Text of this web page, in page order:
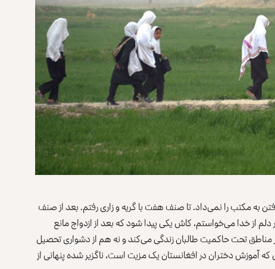
به مکتب را نمی‌داد. تا صنف هفت با گریه و زاری رفتم. بعد از صنف
از خدا می‌خواستم، کاش یکی پیدا شود که بعد از ازدواج مانع
تحت حاکمیت طالبان زندگی می‌کند و نه هم از دشواری تحصیل
که آموزش دختران در افغانستان یک مزیت است، ناگزیر شده پنهانی از